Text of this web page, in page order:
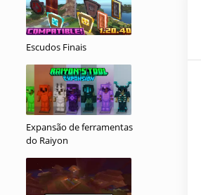
Escudos Finais
Expansão de ferramentas
do Raiyon